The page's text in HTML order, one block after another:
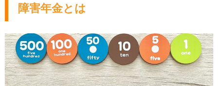
障害年金とは